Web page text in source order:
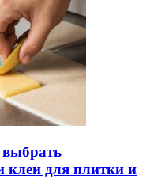
клеи для плитки и